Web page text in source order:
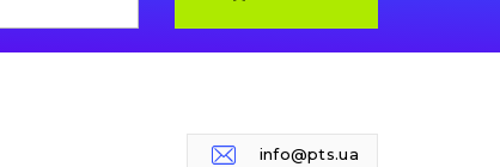
info@pts.ua